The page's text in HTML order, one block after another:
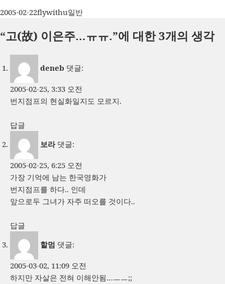
작
일
2005-02-22글
이
flywithu카
고
일반
“고(故) 이은주…ㅠㅠ.”에 대한 3개의 생각
deneb 댓글:
2005-02-25, 3:33 오전
번지점프의 현실화일지도 모르지.
답글
보라 댓글:
2005-02-25, 6:25 오전
가장 기억에 남는 한국영화가
번지점프를 하다.. 인데
앞으로두 그녀가 자주 떠오를 것이다..
답글
할멈 댓글:
2005-03-02, 11:09 오전
하지만 자살은 전혀 이해안됨…ㅡㅡ;;